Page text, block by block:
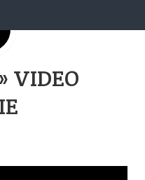
VIDEO